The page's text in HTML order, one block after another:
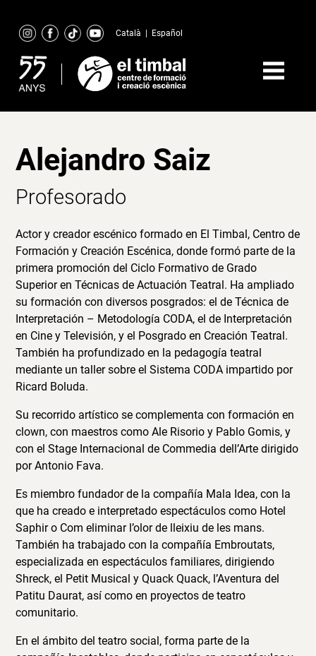
content
Català Español
Alejandro Saiz
Profesorado
Actor y creador escénico formado en El Timbal, Centro de
Formación y Creación Escénica, donde formó parte de la
primera promoción del Ciclo Formativo de Grado
Superior en Técnicas de Actuación Teatral. Ha ampliado
su formación con diversos posgrados: el de Técnica de
Interpretación – Metodología CODA, el de Interpretación
en Cine y Televisión, y el Posgrado en Creación Teatral.
También ha profundizado en la pedagogía teatral
mediante un taller sobre el Sistema CODA impartido por
Ricard Boluda.
Su recorrido artístico se complementa con formación en
clown, con maestros como Ale Risorio y Pablo Gomis, y
con el Stage Internacional de Commedia dell’Arte dirigido
por Antonio Fava.
Es miembro fundador de la compañía Mala Idea, con la
que ha creado e interpretado espectáculos como Hotel
Saphir o Com eliminar l’olor de lleixiu de les mans.
También ha trabajado con la compañía Embroutats,
especializada en espectáculos familiares, dirigiendo
Shreck, el Petit Musical y Quack Quack, l’Aventura del
Patitu Daurat, así como en proyectos de teatro
comunitario.
En el ámbito del teatro social, forma parte de la